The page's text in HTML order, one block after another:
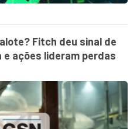
Fitch deu sinal de
ações lideram perdas